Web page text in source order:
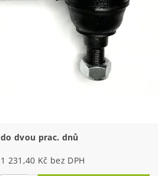
do dvou prac. dnů
1 231,40 Kč bez DPH